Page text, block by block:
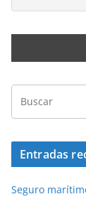
Entradas
Seguro